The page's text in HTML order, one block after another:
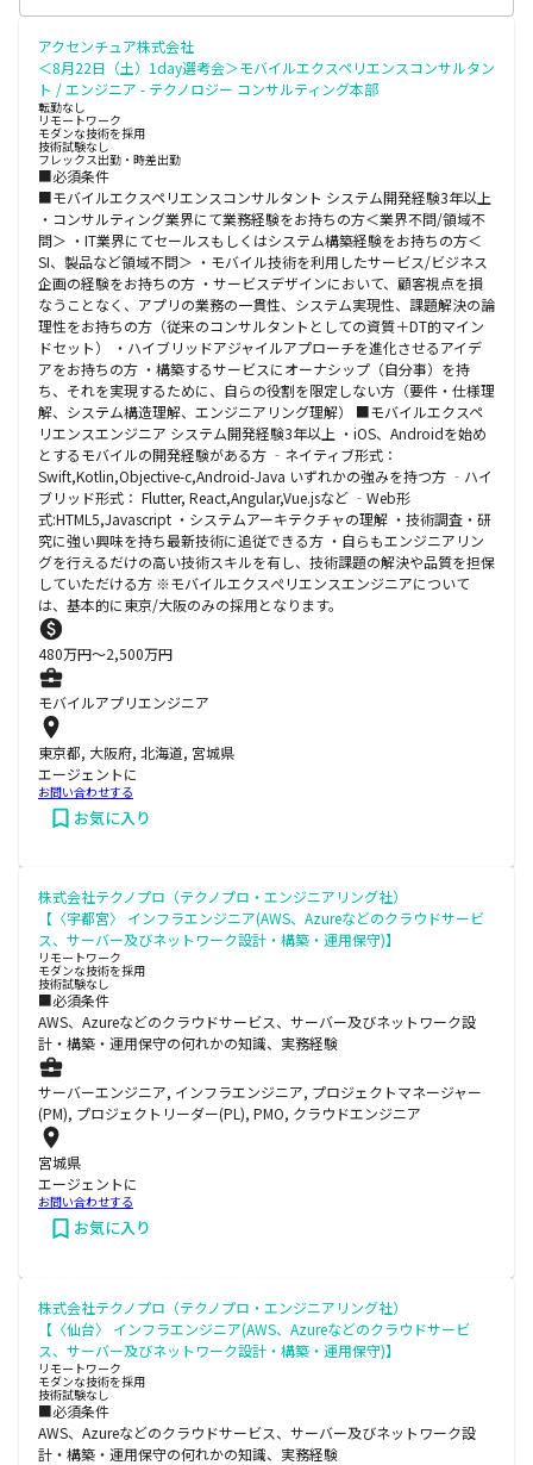
アクセンチュア株式会社
＜8月22日（土）1day選考会＞モバイルエクスペリエンスコンサルタン
ト / エンジニア - テクノロジー コンサルティング本部
転勤なし
リモートワーク
モダンな技術を採用
技術試験なし
フレックス出勤・時差出勤
■必須条件
■モバイルエクスペリエンスコンサルタント システム開発経験3年以上
・コンサルティング業界にて業務経験をお持ちの方＜業界不問/領域不
問＞ ・IT業界にてセールスもしくはシステム構築経験をお持ちの方＜
SI、製品など領域不問＞ ・モバイル技術を利用したサービス/ビジネス
企画の経験をお持ちの方 ・サービスデザインにおいて、顧客視点を損
なうことなく、アプリの業務の一貫性、システム実現性、課題解決の論
理性をお持ちの方（従来のコンサルタントとしての資質＋DT的マイン
ドセット） ・ハイブリッドアジャイルアプローチを進化させるアイデ
アをお持ちの方 ・構築するサービスにオーナシップ（自分事）を持
ち、それを実現するために、自らの役割を限定しない方（要件・仕様理
解、システム構造理解、エンジニアリング理解） ■モバイルエクスペ
リエンスエンジニア システム開発経験3年以上 ・iOS、Androidを始め
とするモバイルの開発経験がある方 ‐ネイティブ形式：
Swift,Kotlin,Objective-c,Android-Java いずれかの強みを持つ方 ‐ハイ
ブリッド形式： Flutter, React,Angular,Vue.jsなど ‐Web形
式:HTML5,Javascript ・システムアーキテクチャの理解 ・技術調査・研
究に強い興味を持ち最新技術に追従できる方 ・自らもエンジニアリン
グを行えるだけの高い技術スキルを有し、技術課題の解決や品質を担保
していただける方 ※モバイルエクスぺリエンスエンジニアについて
は、基本的に東京/大阪のみの採用となります。
480万円〜2,500万円
モバイルアプリエンジニア
東京都, 大阪府, 北海道, 宮城県
エージェントに
お問い合わせする
お気に入り
株式会社テクノプロ（テクノプロ・エンジニアリング社）
【〈宇都宮〉 インフラエンジニア(AWS、Azureなどのクラウドサービ
ス、サーバー及びネットワーク設計・構築・運用保守)】
リモートワーク
モダンな技術を採用
技術試験なし
■必須条件
AWS、Azureなどのクラウドサービス、サーバー及びネットワーク設
計・構築・運用保守の何れかの知識、実務経験
サーバーエンジニア, インフラエンジニア, プロジェクトマネージャー
(PM), プロジェクトリーダー(PL), PMO, クラウドエンジニア
宮城県
エージェントに
お問い合わせする
お気に入り
株式会社テクノプロ（テクノプロ・エンジニアリング社）
【〈仙台〉 インフラエンジニア(AWS、Azureなどのクラウドサービ
ス、サーバー及びネットワーク設計・構築・運用保守)】
リモートワーク
モダンな技術を採用
技術試験なし
■必須条件
AWS、Azureなどのクラウドサービス、サーバー及びネットワーク設
計・構築・運用保守の何れかの知識、実務経験